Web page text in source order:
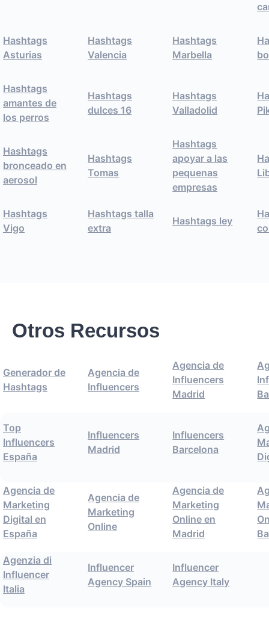
Hashtags
Asturias
Hashtags
Valencia
Hashtags
Marbella
Hashtags
amantes de
los perros
Hashtags
dulces 16
Hashtags
Valladolid
Hashtags
bronceado en
aerosol
Hashtags
Tomas
Hashtags
apoyar a las
pequenas
empresas
Hashtags
Vigo
Hashtags talla
extra
Hashtags ley
Otros Recursos
Generador de
Hashtags
Agencia de
Influencers
Agencia de
Influencers
Madrid
Top
Influencers
España
Influencers
Madrid
Influencers
Barcelona
Agencia de
Marketing
Digital en
España
Agencia de
Marketing
Online
Agencia de
Marketing
Online en
Madrid
Agenzia di
Influencer
Italia
Influencer
Agency Spain
Influencer
Agency Italy